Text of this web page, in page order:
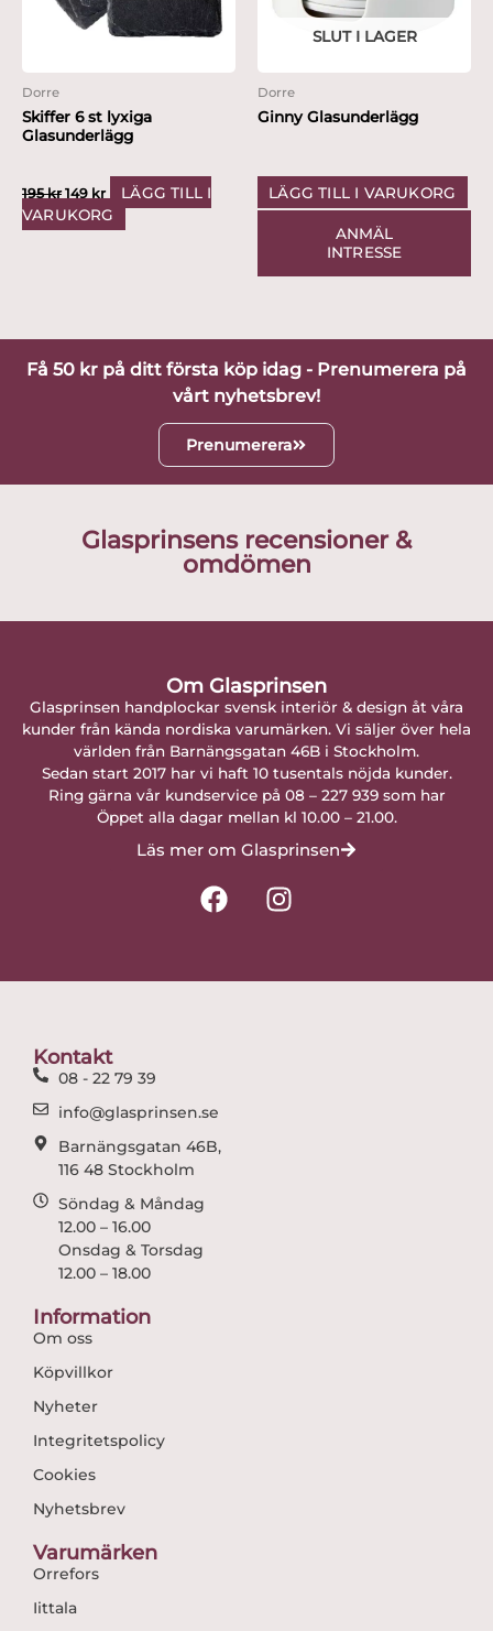
Dorre
Skiffer 6 st lyxiga
Glasunderlägg
195kr 149 kr
LÄGG TILL I
VARUKORG
SLUT I LAGER
Dorre
Ginny Glasunderlägg
LÄGG TILL I VARUKORG
ANMÄL
INTRESSE
Få 50 kr på ditt första köp idag - Prenumerera på
vårt nyhetsbrev!
Prenumerera
Glasprinsens recensioner &
omdömen
Om Glasprinsen
Glasprinsen handplockar svensk interiör & design åt våra
kunder från kända nordiska varumärken. Vi säljer över hela
världen från Barnängsgatan 46B i Stockholm.
Sedan start 2017 har vi haft 10 tusentals nöjda kunder.
Ring gärna vår kundservice på 08 – 227 939 som har
Öppet alla dagar mellan kl 10.00 – 21.00.
Läs mer om Glasprinsen
F
a
I
n
Kontakt
08 - 22 79 39
info@glasprinsen.se
Barnängsgatan 46B,
116 48 Stockholm
Söndag & Måndag
12.00 – 16.00
Onsdag & Torsdag
12.00 – 18.00
Information
Om oss
Köpvillkor
Nyheter
Integritetspolicy
Cookies
Nyhetsbrev
Varumärken
Orrefors
Iittala